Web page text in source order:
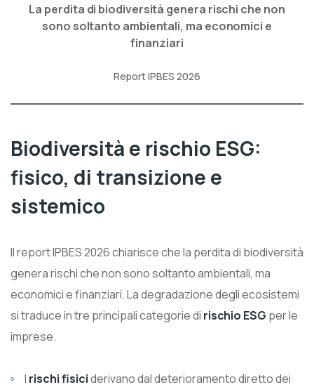
La perdita di biodiversità genera rischi che non
sono soltanto ambientali, ma economici e
finanziari
Report IPBES 2026
Biodiversità e rischio ESG:
fisico, di transizione e
sistemico
Il report IPBES 2026 chiarisce che la perdita di biodiversità
genera rischi che non sono soltanto ambientali, ma
economici e finanziari. La degradazione degli ecosistemi
si traduce in tre principali categorie di rischio ESG per le
imprese.
rischi fisiciderivano dal deterioramento diretto dei